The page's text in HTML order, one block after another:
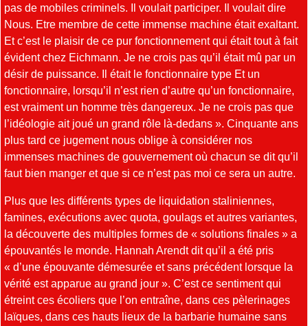
pas de mobiles criminels. Il voulait participer. Il voulait dire
Nous. Etre membre de cette immense machine était exaltant.
Et c’est le plaisir de ce pur fonctionnement qui était tout à fait
évident chez Eichmann. Je ne crois pas qu’il était mû par un
désir de puissance. Il était le fonctionnaire type Et un
fonctionnaire, lorsqu’il n’est rien d’autre qu’un fonctionnaire,
est vraiment un homme très dangereux. Je ne crois pas que
l’idéologie ait joué un grand rôle là-dedans ». Cinquante ans
plus tard ce jugement nous oblige à considérer nos
immenses machines de gouvernement où chacun se dit qu’il
faut bien manger et que si ce n’est pas moi ce sera un autre.
Plus que les différents types de liquidation staliniennes,
famines, exécutions avec quota, goulags et autres variantes,
la découverte des multiples formes de « solutions finales » a
épouvantés le monde. Hannah Arendt dit qu’il a été pris
« d’une épouvante démesurée et sans précédent lorsque la
vérité est apparue au grand jour ». C’est ce sentiment qui
étreint ces écoliers que l’on entraîne, dans ces pèlerinages
laïques, dans ces hauts lieux de la barbarie humaine sans